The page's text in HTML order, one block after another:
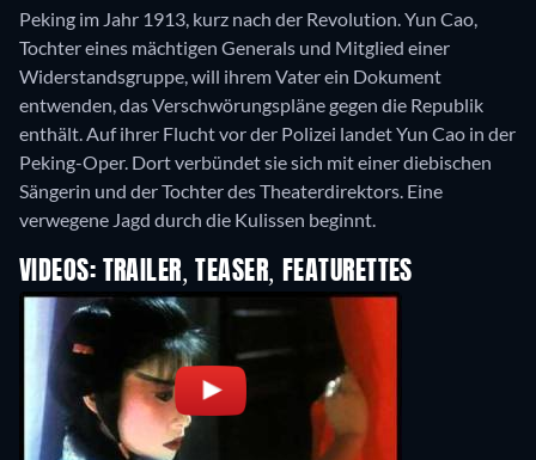
Peking im Jahr 1913, kurz nach der Revolution. Yun Cao,
Tochter eines mächtigen Generals und Mitglied einer
Widerstandsgruppe, will ihrem Vater ein Dokument
entwenden, das Verschwörungspläne gegen die Republik
enthält. Auf ihrer Flucht vor der Polizei landet Yun Cao in der
Peking-Oper. Dort verbündet sie sich mit einer diebischen
Sängerin und der Tochter des Theaterdirektors. Eine
verwegene Jagd durch die Kulissen beginnt.
VIDEOS: TRAILER, TEASER, FEATURETTES